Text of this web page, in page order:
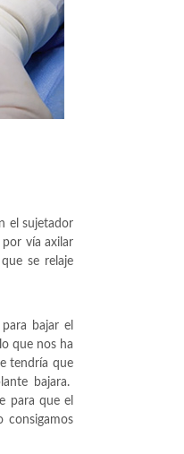
el sujetador
vía axilar
se relaje
bajar el
que nos ha
tendría que
bajara.
para que el
consigamos